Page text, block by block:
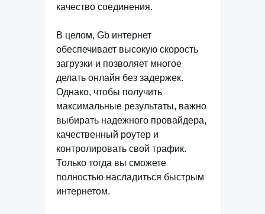
качество соединения.
В целом, Gb интернет
обеспечивает высокую скорость
загрузки и позволяет многое
делать онлайн без задержек.
Однако, чтобы получить
максимальные результаты, важно
выбирать надежного провайдера,
качественный роутер и
контролировать свой трафик.
Только тогда вы сможете
полностью насладиться быстрым
интернетом.